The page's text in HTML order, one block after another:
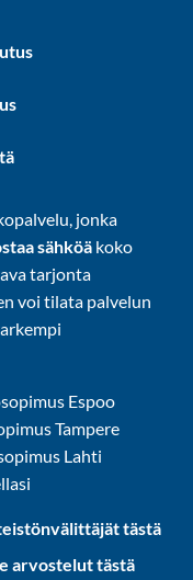
jonka
sähköä koko
tarjonta
voi tilata palvelun
Espoo
Tampere
Lahti
tästä
arvostelut tästä